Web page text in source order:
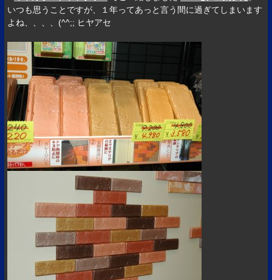
いつも思うことですが、１年ってあっと言う間に過ぎてしまいます
よね、、、、(^^;; ヒヤアセ